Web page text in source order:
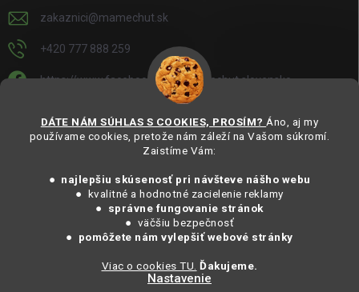
DÁTE NÁM SÚHLAS S COOKIES, PROSÍM? Áno, aj my
používame cookies, pretože nám záleží na Vašom súkromí.
Zaistíme Vám:
● najlepšiu skúsenosť pri návšteve nášho webu
● kvalitné a hodnotné zacielenie reklamy
●
správne fungovanie stránok
● väčšiu bezpečnosť
● pomôžete nám vylepšiť webové stránky
Viac o cookies TU. Ďakujeme.
Nastavenie
zakaznici@mamechut.sk
+420 777 888 259
https://www.facebook.com/mamechut.slovensko
https://www.youtube.com/@mamechutczsk
@mamechut.czsk
MámeChuť Organic. Všechna práva vyhrazena.